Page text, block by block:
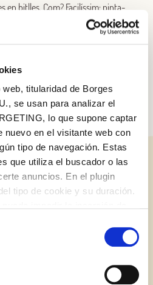
titularidad de Borges
se usan para analizar el
lo que supone captar
nuevo en el visitante web con
tipo de navegación. Estas
que utiliza el buscador o las
anuncios. En el plugin
tipo de cookie y su duración.
las cookies en el navegador.
notificación navegar en
Le informamos que aún
cookies de analytics, Google
en bitlles. Com? Facilíssim: pinta-
números. En necessitaràs deu, i
una pilota mitjana. ¡Ja podeu jugar
RELACIONADES
amb Google